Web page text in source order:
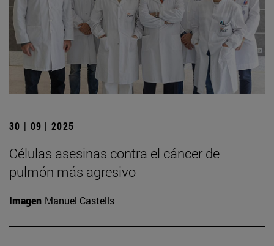
30 | 09 | 2025
Células asesinas contra el cáncer de
pulmón más agresivo
Imagen Manuel Castells